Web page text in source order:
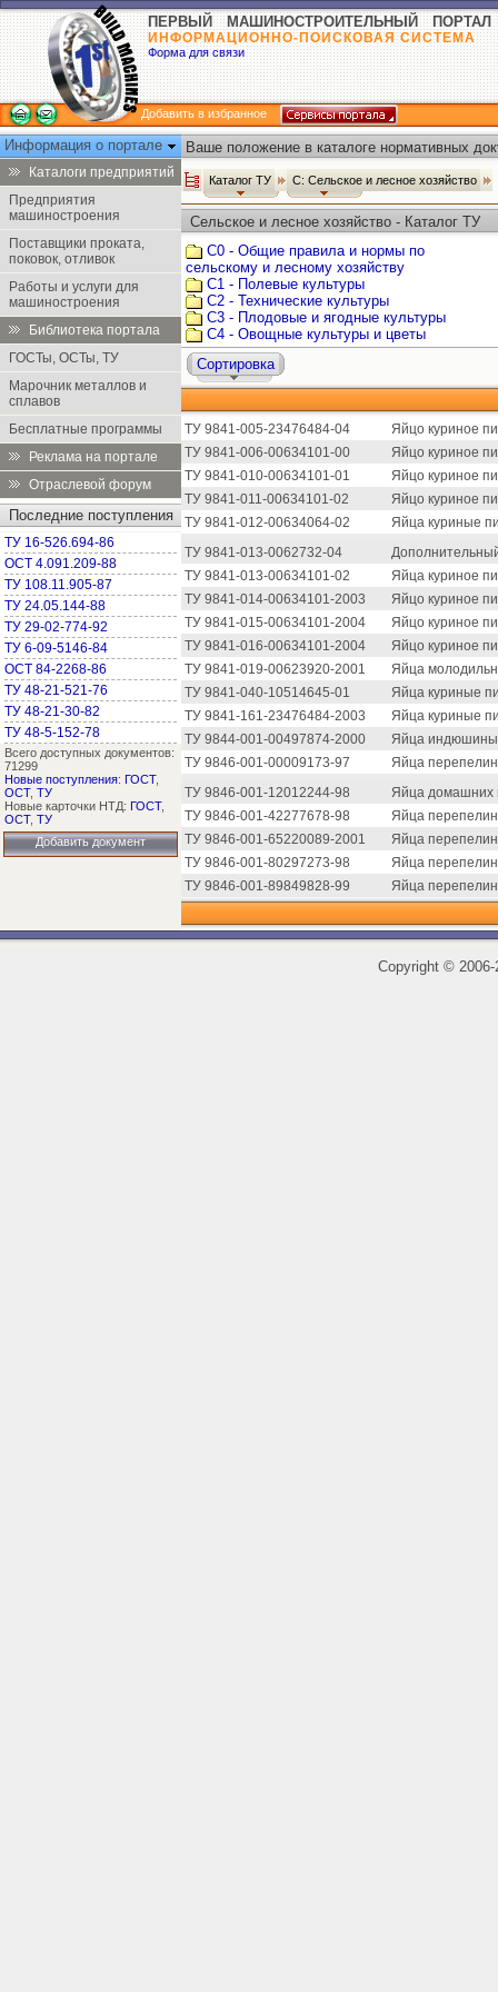
ПЕРВЫЙ МАШИНОСТРОИТЕЛЬНЫЙ ПОРТАЛ
ИНФОРМАЦИОННО-ПОИСКОВАЯ СИСТЕМА
Форма для связи
Добавить в избранное
Информация о портале
Каталоги предприятий
Предприятия
машиностроения
Поставщики проката,
поковок, отливок
Работы и услуги для
машиностроения
Библиотека портала
ГОСТы, ОСТы, ТУ
Марочник металлов и
сплавов
Бесплатные программы
Реклама на портале
Отраслевой форум
Последние поступления
ТУ 16-526.694-86
ОСТ 4.091.209-88
ТУ 108.11.905-87
ТУ 24.05.144-88
ТУ 29-02-774-92
ТУ 6-09-5146-84
ОСТ 84-2268-86
ТУ 48-21-521-76
ТУ 48-21-30-82
ТУ 48-5-152-78
Всего доступных документов:
71299
Новые поступления: ГОСТ,
ОСТ, ТУ
Новые карточки НТД: ГОСТ,
ОСТ, ТУ
Добавить документ
Ваше положение в каталоге нормативных
Каталог ТУ С: Сельское и лесное хозяйство
Сельское и лесное хозяйство - Каталог ТУ
С0 - Общие правила и нормы по
сельскому и лесному хозяйству
С1 - Полевые культуры
С2 - Технические культуры
С3 - Плодовые и ягодные культуры
С4 - Овощные культуры и цветы
Сортировка
ТУ 9841-005-23476484-04
Яйцо куриное
ТУ 9841-006-00634101-00
Яйцо куриное
ТУ 9841-010-00634101-01
Яйцо куриное
ТУ 9841-011-00634101-02
Яйцо куриное
ТУ 9841-012-00634064-02
Яйца куриные
ТУ 9841-013-0062732-04
ТУ 9841-013-00634101-02
Яйца куриное
ТУ 9841-014-00634101-2003
Яйцо куриное
ТУ 9841-015-00634101-2004
Яйцо куриное
ТУ 9841-016-00634101-2004
Яйцо куриное
ТУ 9841-019-00623920-2001
Яйца
ТУ 9841-040-10514645-01
Яйца куриные
ТУ 9841-161-23476484-2003
Яйца куриные
ТУ 9844-001-00497874-2000
Яйца
ТУ 9846-001-00009173-97
Яйца
ТУ 9846-001-12012244-98
Яйца домашних
ТУ 9846-001-42277678-98
Яйца
ТУ 9846-001-65220089-2001
Яйца
ТУ 9846-001-80297273-98
Яйца
ТУ 9846-001-89849828-99
Яйца
Copyright ©